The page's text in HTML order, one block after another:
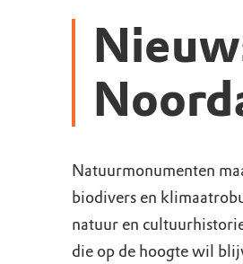
Natuurmonumenten
biodivers en
natuur en
die op de hoogte wil